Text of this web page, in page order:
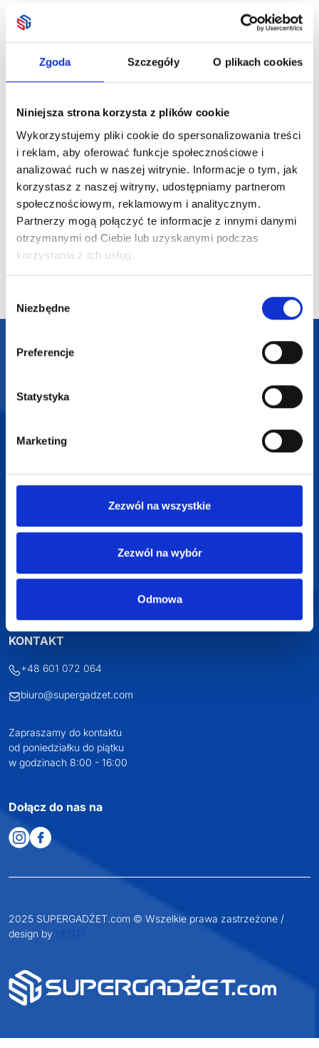
Zgoda Szczegóły O plikach cookies
Niniejsza strona korzysta z plików cookie
Wykorzystujemy pliki cookie do spersonalizowania treści
i reklam, aby oferować funkcje społecznościowe i
analizować ruch w naszej witrynie. Informacje o tym, jak
korzystasz z naszej witryny, udostępniamy partnerom
społecznościowym, reklamowym i analitycznym.
Partnerzy mogą połączyć te informacje z innymi danymi
otrzymanymi od Ciebie lub uzyskanymi podczas
korzystania z ich usług.
zgody
Niezbędne
Preferencje
Statystyka
Marketing
Zezwól na wszystkie
Zezwól na wybór
Odmowa
Szeroka oferta produktów
SUPERGADŻET.com
Osiecza Pierwsza 29
KONTAKT
+48 601 072 064
biuro@supergadzet.com
Zapraszamy do kontaktu
od poniedziałku do piątku
w godzinach 8:00 - 16:00
Dołącz do nas na
2025 SUPERGADŻET.com © Wszelkie prawa zastrzeżone /
design by VENTI